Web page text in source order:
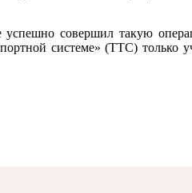
совершил такую
системе» (ТТС) только